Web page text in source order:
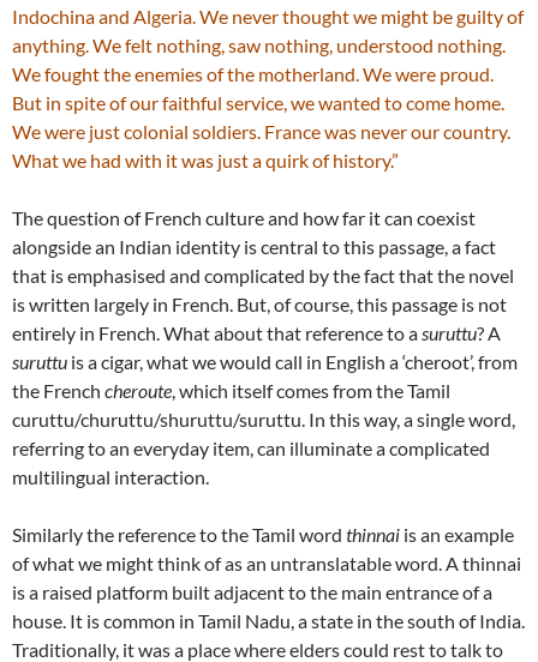
Indochina and Algeria. We never thought we might be guilty of
anything. We felt nothing, saw nothing, understood nothing.
We fought the enemies of the motherland. We were proud.
But in spite of our faithful service, we wanted to come home.
We were just colonial soldiers. France was never our country.
What we had with it was just a quirk of history.”
The question of French culture and how far it can coexist
alongside an Indian identity is central to this passage, a fact
that is emphasised and complicated by the fact that the novel
is written largely in French. But, of course, this passage is not
entirely in French. What about that reference to a suruttu? A
suruttu is a cigar, what we would call in English a ‘cheroot’, from
the French cheroute , which itself comes from the Tamil
curuttu/churuttu/shuruttu/suruttu. In this way, a single word,
referring to an everyday item, can illuminate a complicated
multilingual interaction.
Similarly the reference to the Tamil word thinnai is an example
of what we might think of as an untranslatable word. A thinnai
is a raised platform built adjacent to the main entrance of a
house. It is common in Tamil Nadu, a state in the south of India.
Traditionally, it was a place where elders could rest to talk to